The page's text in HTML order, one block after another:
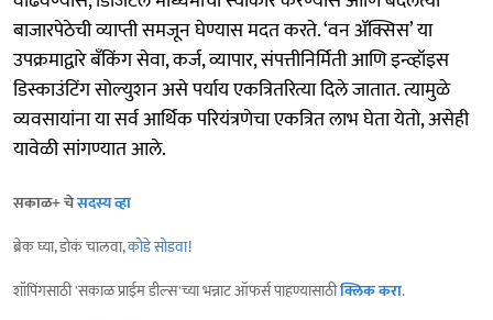
बाजारपेठेची व्याप्ती समजून घेण्यास मदत करते. ‘वन ॲक्सिस’ या
उपक्रमाद्वारे बँकिंग सेवा, कर्ज, व्यापार, संपत्तीनिर्मिती आणि इन्व्हॉइस
डिस्काउंटिंग सोल्युशन असे पर्याय एकत्रितरित्या दिले जातात. त्यामुळे
व्यवसायांना या सर्व आर्थिक परियंत्रणेचा एकत्रित लाभ घेता येतो, असेही
यावेळी सांगण्यात आले.
सकाळ+ चेसदस्य व्हा
ब्रेक घ्या, डोकं चालवा,कोडे सोडवा!
शॉपिंगसाठी 'सकाळ प्राईम डील्स'च्या भन्नाट ऑफर्स पाहण्यासाठीक्लिक करा.